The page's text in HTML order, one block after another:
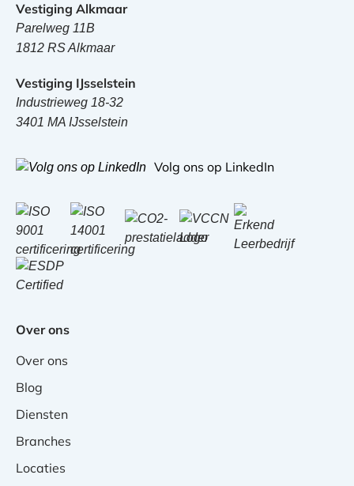
Vestiging Alkmaar
Parelweg 11B
1812 RS Alkmaar
Vestiging IJsselstein
Industrieweg 18-32
3401 MA IJsselstein
Volg ons op LinkedIn
Over ons
Over ons
Blog
Diensten
Branches
Locaties